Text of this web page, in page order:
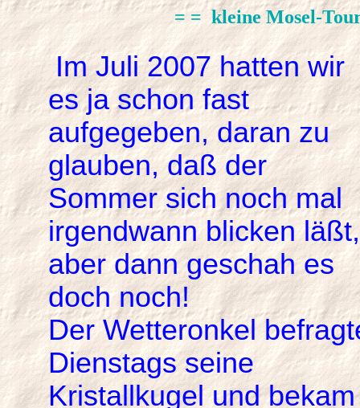
= =kleine Mosel-
Im Juli 2007 hatten wir
es ja schon fast
aufgegeben, daran zu
glauben, daß der
Sommer sich noch mal
irgendwann blicken läßt,
aber dann geschah es
doch noch!
Der Wetteronkel
Dienstags seine
Kristallkugel und bekam